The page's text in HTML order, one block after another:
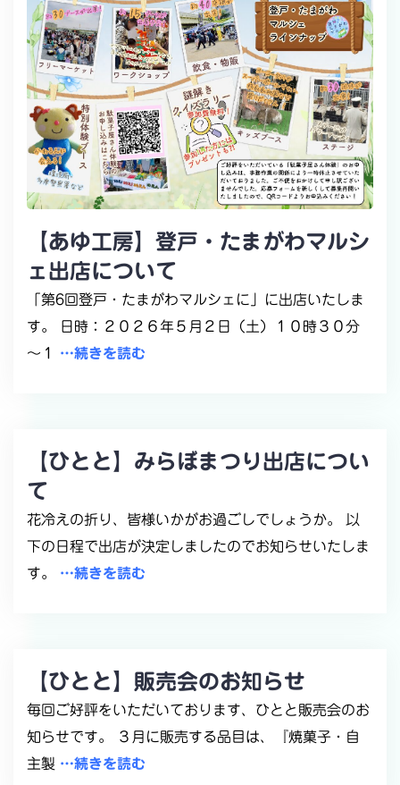
【あゆ工房】登戸・たまがわマルシ
ェ出店について
「第6回登戸・たまがわマルシェに」に出店いたしま
す。 日時：２０２６年５月２日（土）１０時３０分
～１ …続きを読む
【ひとと】みらぼまつり出店につい
て
花冷えの折り、皆様いかがお過ごしでしょうか。 以
下の日程で出店が決定しましたのでお知らせいたしま
す。 …続きを読む
【ひとと】販売会のお知らせ
毎回ご好評をいただいております、ひとと販売会のお
知らせです。 ３月に販売する品目は、『焼菓子・自
主製 …続きを読む